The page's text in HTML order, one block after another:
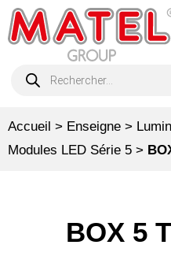
Accueil > Enseigne >
Modules LED Série 5 >
BOX 5